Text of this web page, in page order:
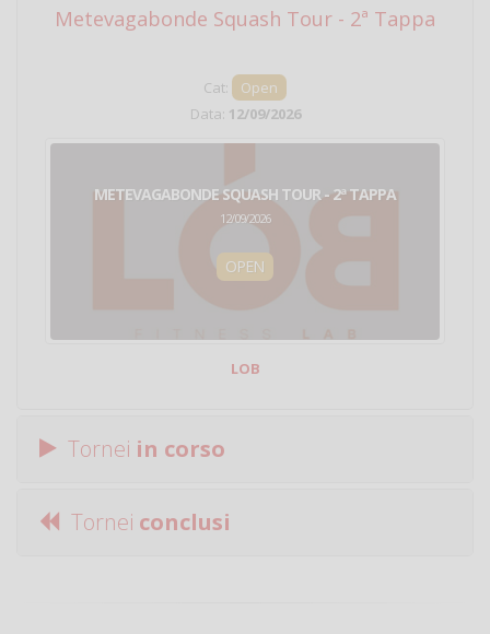
Metevagabonde Squash Tour - 2ª Tappa
Cat:
Open
Data: 12/09/2026
METEVAGABONDE SQUASH TOUR - 2ª TAPPA
12/09/2026
OPEN
LOB
Tornei in corso
Tornei conclusi